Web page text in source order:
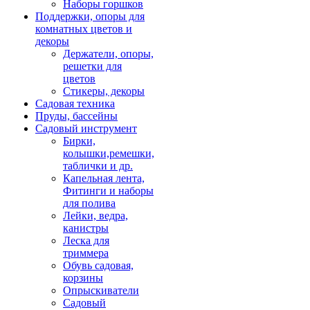
Наборы горшков
Поддержки, опоры для
комнатных цветов и
декоры
Держатели, опоры,
решетки для
цветов
Стикеры, декоры
Садовая техника
Пруды, бассейны
Садовый инструмент
Бирки,
колышки,ремешки,
таблички и др.
Капельная лента,
Фитинги и наборы
для полива
Лейки, ведра,
канистры
Леска для
триммера
Обувь садовая,
корзины
Опрыскиватели
Садовый